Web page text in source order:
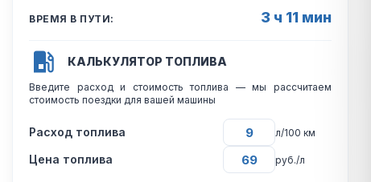
ВРЕМЯ В ПУТИ: 3 ч 11 мин
КАЛЬКУЛЯТОР ТОПЛИВА
Введите расход и стоимость топлива — мы рассчитаем
стоимость поездки для вашей машины
Расход топлива л/100 км
Цена топлива руб./л